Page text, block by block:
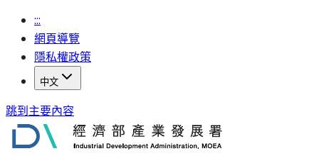
:::
網頁導覽
隱私權政策
中文
跳到主要內容